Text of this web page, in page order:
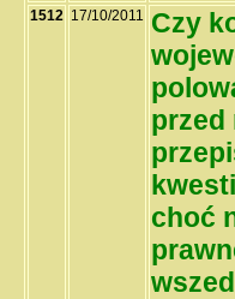
1512 17/10/2011 Czy
przed
choć